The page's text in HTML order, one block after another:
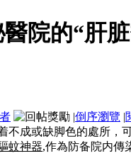
醫院的“肝
|倒序瀏覽 |
不成或缺脚色的處所
蚊神器,作為防备院内傳